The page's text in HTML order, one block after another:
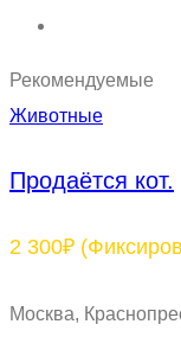
Рекомендуемые
Животные
Продаётся кот.
2 300₽
Москва,